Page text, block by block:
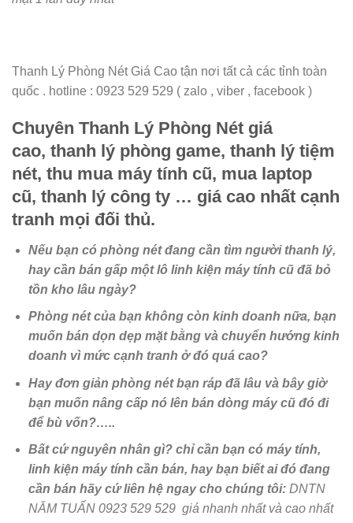
Thanh Lý Phòng Nét Giá Cao tận nơi tất cả các tỉnh toàn
quốc . hotline : 0923 529 529 ( zalo , viber , facebook )
Chuyên Thanh Lý Phòng Nét giá
cao, thanh lý phòng game, thanh lý tiệm
nét, thu mua máy tính cũ, mua laptop
cũ, thanh lý công ty … giá cao nhất cạnh
tranh mọi đối thủ.
Nếu bạn có phòng nét đang cần tìm người thanh lý,
hay cần bán gấp một lô linh kiện máy tính cũ đã bỏ
tồn kho lâu ngày?
Phòng nét của bạn không còn kinh doanh nữa, bạn
muốn bán dọn dẹp mặt bằng và chuyển hướng kinh
doanh vì mức cạnh tranh ở đó quá cao?
Hay đơn giản phòng nét bạn ráp đã lâu và bây giờ
bạn muốn nâng cấp nó lên bán dòng máy cũ đó đi
để bù vốn?…..
Bất cứ nguyên nhân gì? chỉ cần bạn có máy tính,
linh kiện máy tính cần bán, hay bạn biết ai đó đang
cần bán hãy cứ liên hệ ngay cho chúng tôi: DNTN
NĂM TUẤN 0923 529 529 giá nhanh nhất và cao nhất